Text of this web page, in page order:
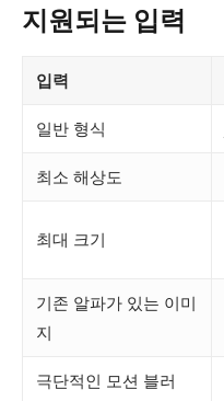
지원되는 입력
입력
일반 형식
최소 해상도
최대 크기
기존 알파가 있는 이미
지
극단적인 모션 블러